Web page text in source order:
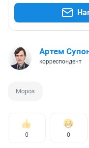
Артем
корреспондент
Мороз
0 0